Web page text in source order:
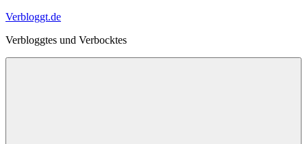
Zum
springen
Verbloggt.de
Verbloggtes und Verbocktes